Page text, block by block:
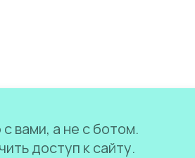
вами, а не с ботом.
доступ к сайту.